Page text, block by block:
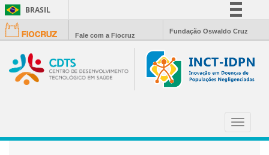
BRASIL
Simplifique!
Participe
Acesso à informação
Fale com a Fiocruz
Fundação Oswaldo Cruz
Toggle